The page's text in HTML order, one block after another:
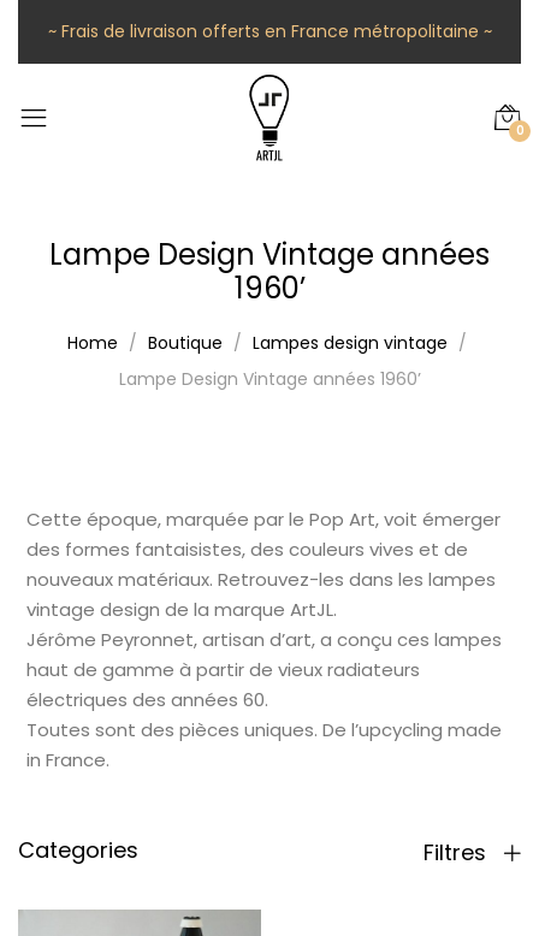
~ Frais de livraison offerts en France métropolitaine ~
0
Lampe Design Vintage années
1960’
Home Boutique
Lampes design vintage
Lampe Design Vintage années 1960’
Cette époque, marquée par le Pop Art, voit émerger
des formes fantaisistes, des couleurs vives et de
nouveaux matériaux. Retrouvez-les dans les lampes
vintage design de la marque ArtJL.
Jérôme Peyronnet, artisan d’art, a conçu ces lampes
haut de gamme à partir de vieux radiateurs
électriques des années 60.
Toutes sont des pièces uniques. De l’upcycling made
in France.
Categories Filtres